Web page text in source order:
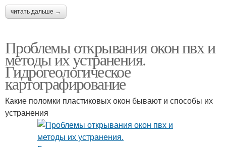
читать дальше →
Проблемы открывания окон пвх и
методы их устранения.
Гидрогеологическое
картографирование
Какие поломки пластиковых окон бывают и способы их
устранения